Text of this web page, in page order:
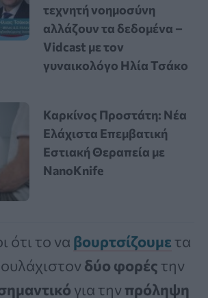
τεχνητή νοημοσύνη
αλλάζουν τα δεδομένα –
Vidcast με τον
γυναικολόγο Ηλία Τσάκο
Καρκίνος Προστάτη: Νέα
Ελάχιστα Επεμβατική
Εστιακή Θεραπεία με
NanoKnife
ότι το να βουρτσίζουμε τα
δύο φορές την
για την πρόληψη